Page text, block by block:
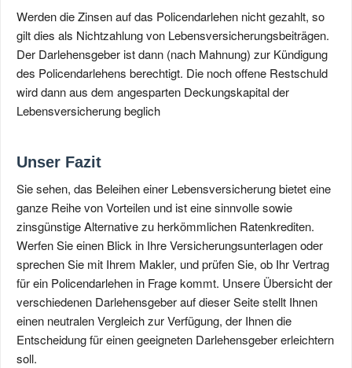
Werden die Zinsen auf das Policendarlehen nicht gezahlt, so
gilt dies als Nichtzahlung von Lebensversicherungsbeiträgen.
Der Darlehensgeber ist dann (nach Mahnung) zur Kündigung
des Policendarlehens berechtigt. Die noch offene Restschuld
wird dann aus dem angesparten Deckungskapital der
Lebensversicherung beglich
Unser Fazit
Sie sehen, das Beleihen einer Lebensversicherung bietet eine
ganze Reihe von Vorteilen und ist eine sinnvolle sowie
zinsgünstige Alternative zu herkömmlichen Ratenkrediten.
Werfen Sie einen Blick in Ihre Versicherungsunterlagen oder
sprechen Sie mit Ihrem Makler, und prüfen Sie, ob Ihr Vertrag
für ein Policendarlehen in Frage kommt. Unsere Übersicht der
verschiedenen Darlehensgeber auf dieser Seite stellt Ihnen
einen neutralen Vergleich zur Verfügung, der Ihnen die
Entscheidung für einen geeigneten Darlehensgeber erleichtern
soll.